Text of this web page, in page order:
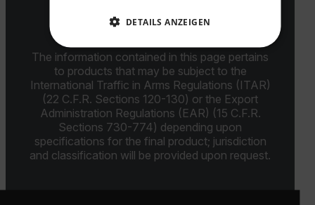
Export Restrictions
The information contained in this page pertains
to products that may be subject to the
International Traffic in Arms Regulations (ITAR)
(22 C.F.R. Sections 120-130) or the Export
Administration Regulations (EAR) (15 C.F.R.
Sections 730-774) depending upon
specifications for the final product; jurisdiction
and classification will be provided upon request.
DETAILS ANZEIGEN
UNBEDINGT ERFORDERLICH
PERFORMANCE TARGETING
FUNKTIONALITÄT